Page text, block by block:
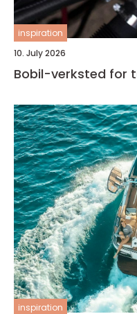
inspiration
10. July 2026
Bobil-verksted for
inspiration